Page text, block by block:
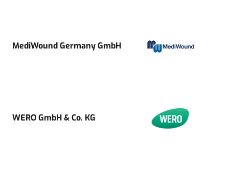
MediWound Germany GmbH
WERO GmbH & Co. KG